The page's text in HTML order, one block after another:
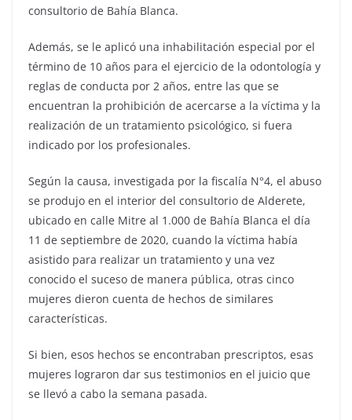
consultorio de Bahía Blanca.
Además, se le aplicó una inhabilitación especial por el
término de 10 años para el ejercicio de la odontología y
reglas de conducta por 2 años, entre las que se
encuentran la prohibición de acercarse a la víctima y la
realización de un tratamiento psicológico, si fuera
indicado por los profesionales.
Según la causa, investigada por la fiscalía N°4, el abuso
se produjo en el interior del consultorio de Alderete,
ubicado en calle Mitre al 1.000 de Bahía Blanca el día
11 de septiembre de 2020, cuando la víctima había
asistido para realizar un tratamiento y una vez
conocido el suceso de manera pública, otras cinco
mujeres dieron cuenta de hechos de similares
características.
Si bien, esos hechos se encontraban prescriptos, esas
mujeres lograron dar sus testimonios en el juicio que
se llevó a cabo la semana pasada.